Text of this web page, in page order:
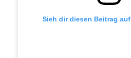
Sieh dir diesen Beitrag